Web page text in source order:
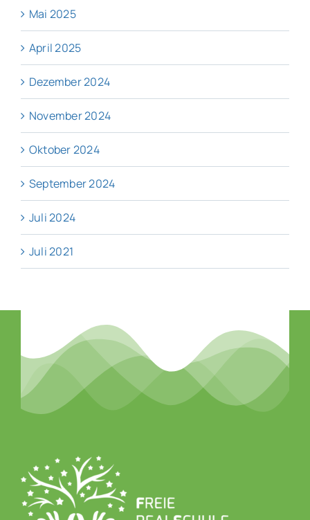
Mai 2025
April 2025
Dezember 2024
November 2024
Oktober 2024
September 2024
Juli 2024
Juli 2021